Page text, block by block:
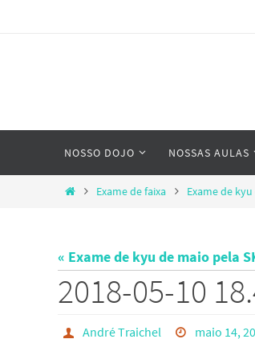
content
NOSSO DOJO NOSSAS AULAS
HomeExame de faixa Exame de
« Exame de kyu de maio pela
2018-05-10
André Traichel maio 14,